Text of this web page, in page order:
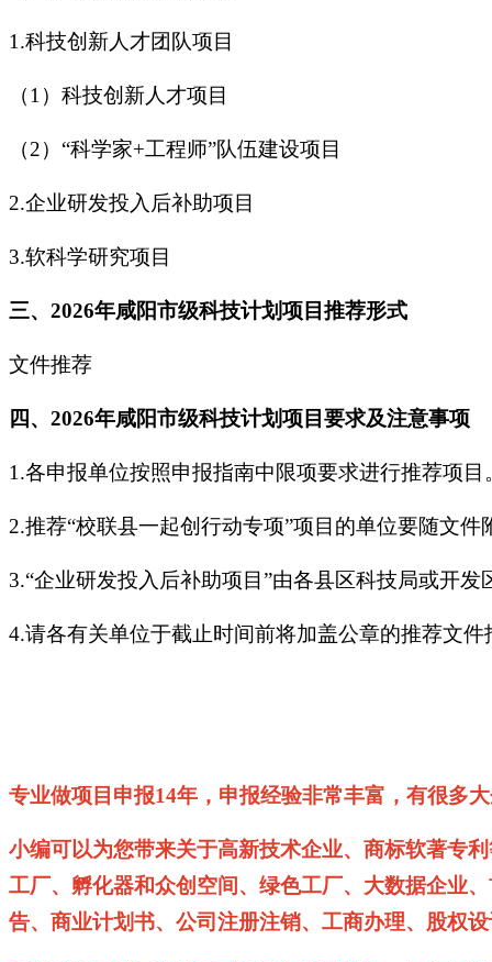
1.科技创新人才团队项目
（1）科技创新人才项目
（2）“科学家+工程师”队伍建设项目
2.企业研发投入后补助项目
3.软科学研究项目
三、 2026年咸阳市级科技计划项目 推荐形式
文件推荐
四、 2026年咸阳市级科技计划项目 要求及注意事项
1.各申报单位按照申报指南中限项要求进行推荐项
2.推荐“校联县一起创行动专项”项目的单位要随文
3.“企业研发投入后补助项目”由各县区科技局或开
4.请各有关单位于截止时间前将加盖公章的推荐文
专业做项目申报14年，申报经验非常丰富，有很多
小编可以为您带来关于高新技术企业、商标软著专
工厂、孵化器和众创空间、绿色工厂、大数据企业
告、商业计划书、公司注册注销、工商办理、股权